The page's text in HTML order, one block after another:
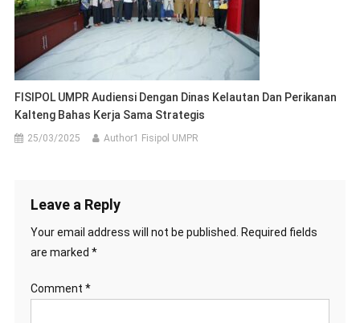
FISIPOL UMPR Audiensi Dengan Dinas Kelautan Dan Perikanan
Kalteng Bahas Kerja Sama Strategis
25/03/2025 Author1 Fisipol UMPR
Leave a Reply
Your email address will not be published.
Required fields
are marked *
Comment *